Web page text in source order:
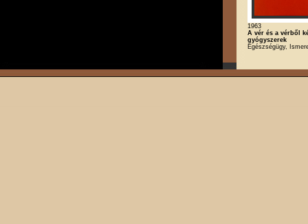
1963
A vér és a vérből
gyógyszerek
Egészségügy,